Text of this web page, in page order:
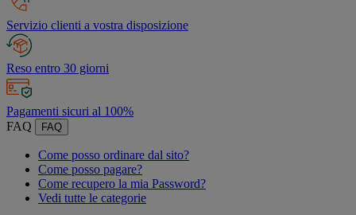
Servizio clienti a vostra disposizione
Reso entro 30 giorni
Pagamenti sicuri al 100%
FAQ
FAQ
Come posso ordinare dal sito?
Come posso pagare?
Come recupero la mia Password?
Vedi tutte le categorie